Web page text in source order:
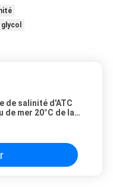
de salinité d'ATC
de mer 20°C de la